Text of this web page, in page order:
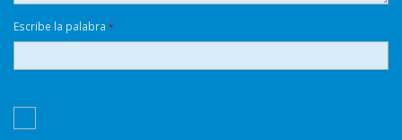
Escribe la palabra *